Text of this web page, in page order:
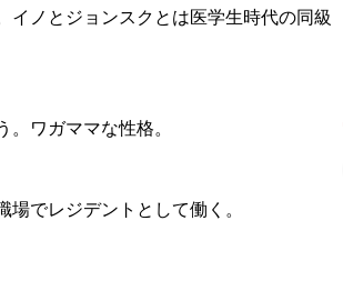
イノとジョンスクとは医学生時代の同級
ワガママな性格。
でレジデントとして働く。